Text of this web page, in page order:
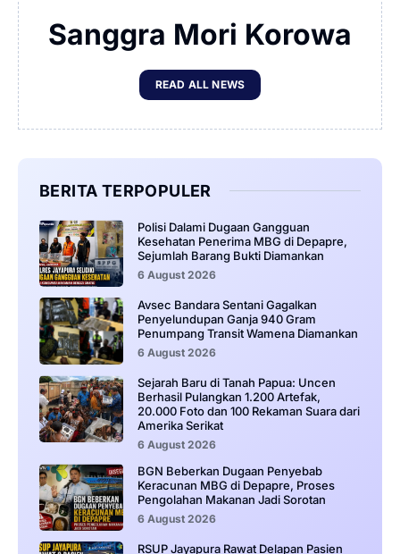
Sanggra Mori Korowa
READ ALL NEWS
BERITA TERPOPULER
‎Polisi Dalami Dugaan Gangguan
Kesehatan Penerima MBG di Depapre,
Sejumlah Barang Bukti Diamankan
6 August 2026
Avsec Bandara Sentani Gagalkan
Penyelundupan Ganja 940 Gram
Penumpang Transit Wamena Diamankan
6 August 2026
Sejarah Baru di Tanah Papua: Uncen
Berhasil Pulangkan 1.200 Artefak,
20.000 Foto dan 100 Rekaman Suara dari
Amerika Serikat
6 August 2026
BGN Beberkan Dugaan Penyebab
Keracunan MBG di Depapre, Proses
Pengolahan Makanan Jadi Sorotan
6 August 2026
RSUP Jayapura Rawat Delapan Pasien